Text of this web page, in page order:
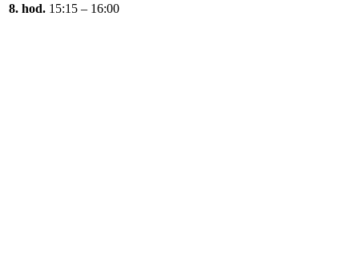
8. hod. 15:15 – 16:00